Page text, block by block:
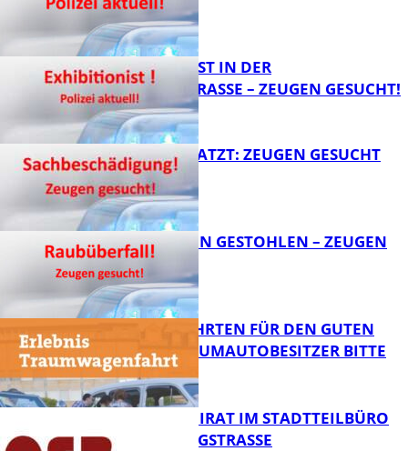
EXHIBITIONIST IN DER
VELMANNSTRASSE – ZEUGEN GESUCHT!
AUTO ZERKRATZT: ZEUGEN GESUCHT
FB News
TEURE KETTEN GESTOHLEN – ZEUGEN
GESUCHT!
SPENDENFAHRTEN FÜR DEN GUTEN
ZWECK – TRAUMAUTOBESITZER BITTE
MELDEN!
SENIORENBEIRAT IM STADTTEILBÜRO
IN DER KÖNIGSTRASSE